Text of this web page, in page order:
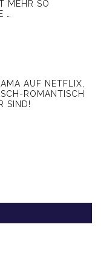
MEHR SO
…
AUF NETFLIX,
ROMANTISCH
SIND!